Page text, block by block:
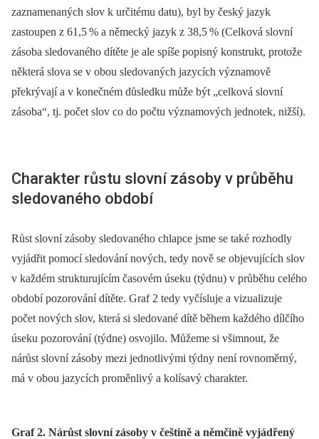
zaznamenaných slov k určitému datu), byl by český jazyk
zastoupen z 61,5% a německý jazyk z 38,5% (Celková slovní
zásoba sledovaného dítěte je ale spíše popisný konstrukt, protože
některá slova se v obou sledovaných jazycích významově
překrývají a v konečném důsledku může být „celková slovní
zásoba“, tj. počet slov co do počtu významových jednotek, nižší).
Charakter růstu slovní zásoby v průběhu
sledovaného období
Růst slovní zásoby sledovaného chlapce jsme se také rozhodly
vyjádřit pomocí sledování nových, tedy nově se objevujících slov
v každém strukturujícím časovém úseku (týdnu) v průběhu celého
období pozorování dítěte. Graf 2 tedy vyčísluje a vizualizuje
počet nových slov, která si sledované dítě během každého dílčího
úseku pozorování (týdne) osvojilo. Můžeme si všimnout, že
nárůst slovní zásoby mezi jednotlivými týdny není rovnoměrný,
má v obou jazycích proměnlivý a kolísavý charakter.
Graf 2. Nárůst slovní zásoby v češtině a němčině vyjádřený